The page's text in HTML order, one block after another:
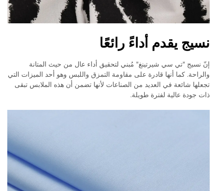
نسيج يقدم أداءً رائعًا
إنّ نسيج "تي سي شيرتينغ" مُبني لتحقيق أداء عال من حيث المتانة
والراحة. كما أنها قادرة على مقاومة التمزق واللبس وهو أحد الميزات التي
تجعلها شائعة في العديد من الصناعات لأنها تضمن أن هذه الملابس تبقى
ذات جودة عالية لفترة طويلة.